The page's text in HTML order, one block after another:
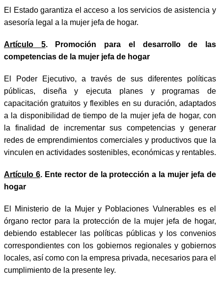
El Estado garantiza el acceso a los servicios de asistencia y
asesoría legal a la mujer jefa de hogar.
Artículo 5. Promoción para el desarrollo de las
competencias de la mujer jefa de hogar
El Poder Ejecutivo, a través de sus diferentes políticas
públicas, diseña y ejecuta planes y programas de
capacitación gratuitos y flexibles en su duración, adaptados
a la disponibilidad de tiempo de la mujer jefa de hogar, con
la finalidad de incrementar sus competencias y generar
redes de emprendimientos comerciales y productivos que la
vinculen en actividades sostenibles, económicas y rentables.
Artículo 6. Ente rector de la protección a la mujer jefa de
hogar
El Ministerio de la Mujer y Poblaciones Vulnerables es el
órgano rector para la protección de la mujer jefa de hogar,
debiendo establecer las políticas públicas y los convenios
correspondientes con los gobiernos regionales y gobiernos
locales, así como con la empresa privada, necesarios para el
cumplimiento de la presente ley.